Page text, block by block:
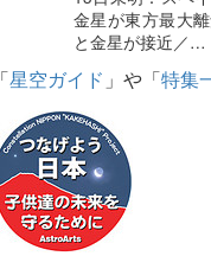
金星が東方最大
と金星が接近／…
「星空ガイド 」や「特集